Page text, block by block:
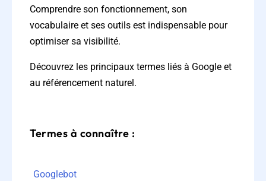
Comprendre son fonctionnement, son
vocabulaire et ses outils est indispensable pour
optimiser sa visibilité.
Découvrez les principaux termes liés à Google et
au référencement naturel.
Termes à connaître :
Googlebot